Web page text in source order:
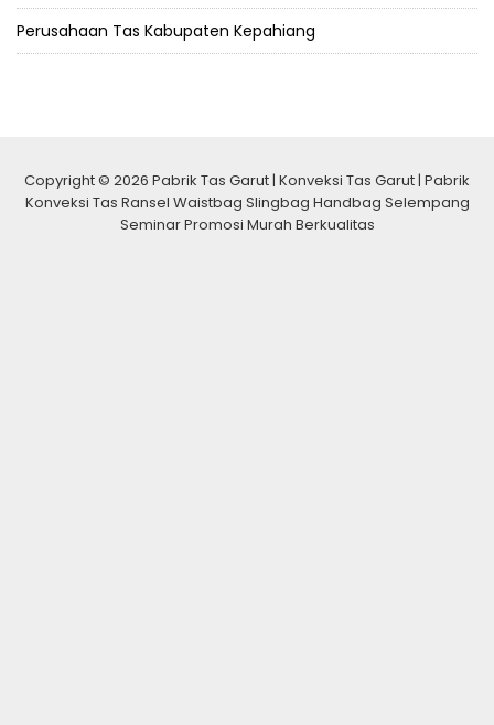
Perusahaan Tas Kabupaten Kepahiang
Copyright © 2026 Pabrik Tas Garut | Konveksi Tas Garut | Pabrik
Konveksi Tas Ransel Waistbag Slingbag Handbag Selempang
Seminar Promosi Murah Berkualitas